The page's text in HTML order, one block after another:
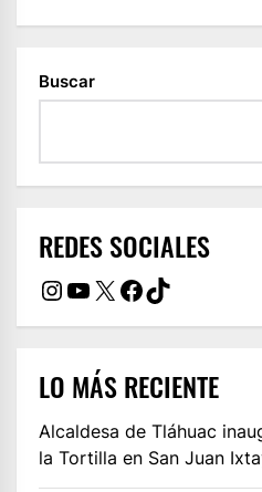
Buscar
REDES SOCIALES
Instagram
YouTube
X Facebook
TikTok
LO MÁS RECIENTE
Alcaldesa de Tláhuac
la Tortilla en San Juan